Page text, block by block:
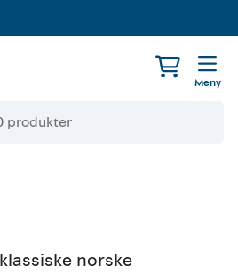
Meny
norske